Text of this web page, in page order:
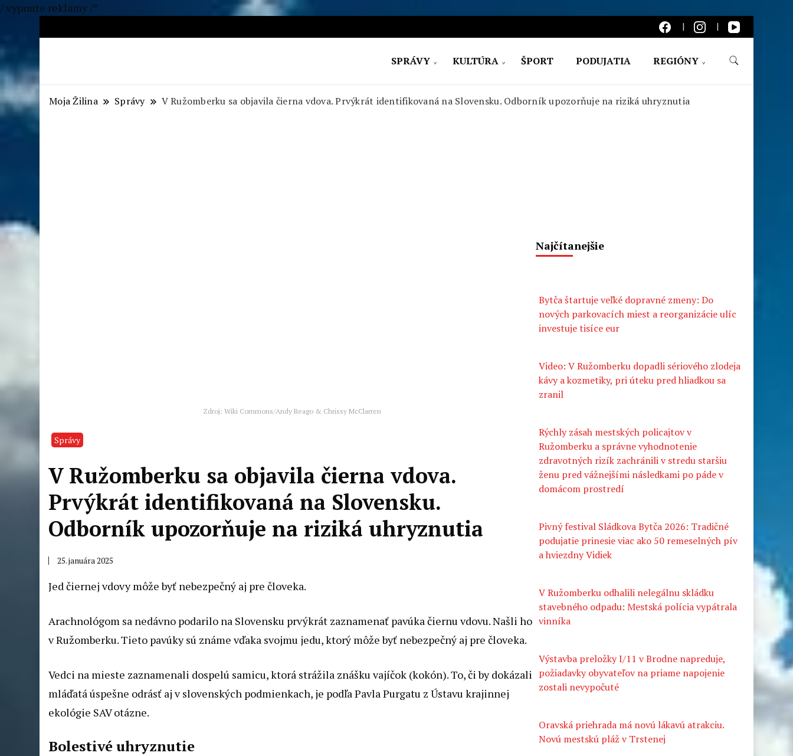
/ vypnute reklamy /*
SPRÁVY KULTÚRA ŠPORT PODUJATIA REGIÓNY
Moja Žilina Správy V Ružomberku sa objavila čierna vdova. Prvýkrát identifikovaná na Slovensku. Odborník upozorňuje na riziká uhryznutia
Zdroj: Wiki Commons/Andy Reago & Chrissy McClarren
Správy
V Ružomberku sa objavila čierna vdova.
Prvýkrát identifikovaná na Slovensku.
Odborník upozorňuje na riziká uhryznutia
25. januára 2025
Jed čiernej vdovy môže byť nebezpečný aj pre človeka.
Arachnológom sa nedávno podarilo na Slovensku prvýkrát zaznamenať pavúka čiernu vdovu. Našli ho
v Ružomberku. Tieto pavúky sú známe vďaka svojmu jedu, ktorý môže byť nebezpečný aj pre človeka.
Vedci na mieste zaznamenali dospelú samicu, ktorá strážila znášku vajíčok (kokón). To, či by dokázali
mláďatá úspešne odrásť aj v slovenských podmienkach, je podľa Pavla Purgatu z Ústavu krajinnej
ekológie SAV otázne.
Bolestivé uhryznutie
Najčítanejšie
Bytča štartuje veľké dopravné zmeny: Do
nových parkovacích miest a reorganizácie ulíc
investuje tisíce eur
Video: V Ružomberku dopadli sériového zlodeja
kávy a kozmetiky, pri úteku pred hliadkou sa
zranil
Rýchly zásah mestských policajtov v
Ružomberku a správne vyhodnotenie
zdravotných rizík zachránili v stredu staršiu
ženu pred vážnejšími následkami po páde v
domácom prostredí
Pivný festival Sládkova Bytča 2026: Tradičné
podujatie prinesie viac ako 50 remeselných pív
a hviezdny Vidiek
V Ružomberku odhalili nelegálnu skládku
stavebného odpadu: Mestská polícia vypátrala
vinníka
Výstavba preložky I/11 v Brodne napreduje,
požiadavky obyvateľov na priame napojenie
zostali nevypočuté
Oravská priehrada má novú lákavú atrakciu.
Novú mestskú pláž v Trstenej